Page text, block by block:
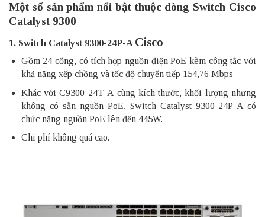
Một số sản phẩm nổi bật thuộc dòng Switch Cisco
Catalyst 9300
1. Switch Catalyst 9300-24P-A Cisco
Gồm 24 cổng, có tích hợp nguồn điệnPoE kèm công tắc với
khả năng xếp chồng và tốc độ chuyển tiếp 154,76 Mbps
Khác với C9300-24T-A cùng kích thước, khối lượng nhưng
không có sẵn nguồn PoE, Switch Catalyst 9300-24P-A có
chức năng nguồn PoE lên đến 445W.
Chi phí không quá cao.